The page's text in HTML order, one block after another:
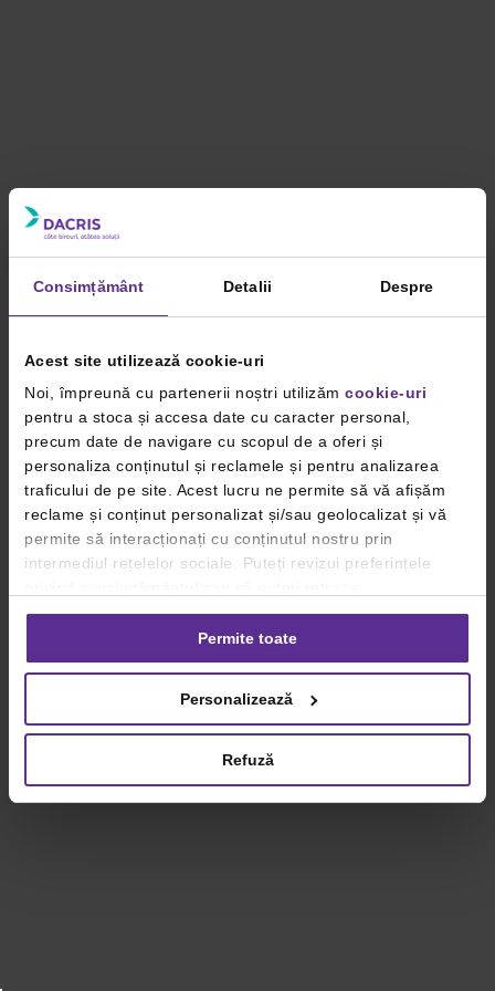
Consimțământ Detalii Despre
Acest site utilizează cookie-uri
Noi, împreună cu partenerii noștri utilizăm cookie-uri
pentru a stoca și accesa date cu caracter personal,
precum date de navigare cu scopul de a oferi și
personaliza conținutul și reclamele și pentru analizarea
traficului de pe site. Acest lucru ne permite să vă afișăm
reclame și conținut personalizat și/sau geolocalizat și vă
permite să interacționați cu conținutul nostru prin
intermediul rețelelor sociale. Puteți revizui preferințele
consimțământul oricând, făcând click pe linkul către
setările dvs. de cookie-uri.
privind utilizarea modulelor cookie.Detalii
Permite toate
Personalizează
Refuză